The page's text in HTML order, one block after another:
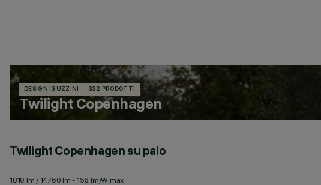
DESIGN IGUZZINI 332 PRODOTTI
Twilight Copenhagen
Twilight Copenhagen su palo
1810 lm / 14760 lm - 156 lm/W max